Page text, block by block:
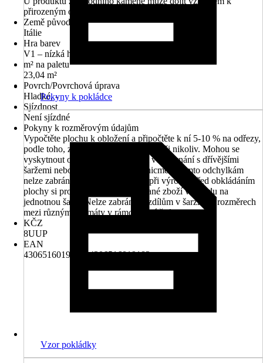
přirozeným odlišnostem k barevným odchylkám.
Země původu
Itálie
Hra barev
V1 – nízká hra barev
m² na paletu
23,04 m²
Povrch/Povrchová úprava
Hladké, -
Sjízdnost
Není sjízdné
Pokyny k rozměrovým údajům
Vypočtěte plochu k obložení a připočtěte k ní 5-10 % na odřezy,
podle toho, zda je místnost pravoúhlá či nikoliv. Mohou se
vyskytnout odchylky v barevnosti ve srovnání s dřívějšími
šaržemi nebo vzorky z prodejny, nicméně těmto odchylkám
nelze zabránit, jelikož vznikají již při výrobě. Před obkládáním
plochy si prosím zkontrolujte dodané zboží v ohledu na
jednotnou šarži. Nelze zabránit rozdílům v šaržích a rozměrech
mezi různými formáty v rámci jedné řady
KČZ
8UUP
EAN
4306516019175, 4306516019182
Pokyny k pokládce
Vzor pokládky